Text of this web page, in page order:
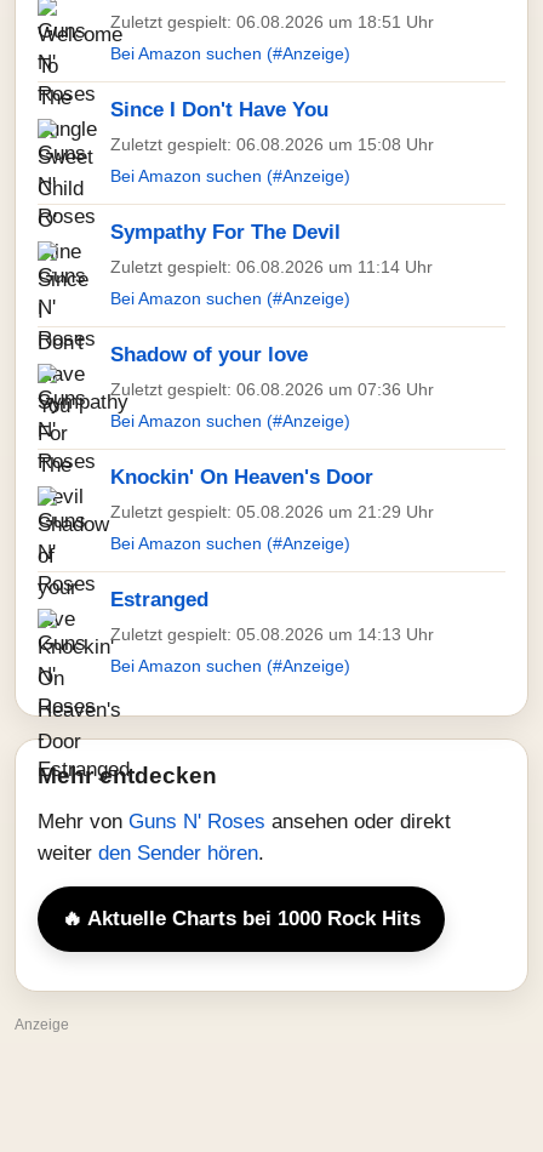
Zuletzt gespielt: 06.08.2026 um 18:51 Uhr
Bei Amazon suchen (#Anzeige)
Since I Don't Have You
Zuletzt gespielt: 06.08.2026 um 15:08 Uhr
Bei Amazon suchen (#Anzeige)
Sympathy For The Devil
Zuletzt gespielt: 06.08.2026 um 11:14 Uhr
Bei Amazon suchen (#Anzeige)
Shadow of your love
Zuletzt gespielt: 06.08.2026 um 07:36 Uhr
Bei Amazon suchen (#Anzeige)
Knockin' On Heaven's Door
Zuletzt gespielt: 05.08.2026 um 21:29 Uhr
Bei Amazon suchen (#Anzeige)
Estranged
Zuletzt gespielt: 05.08.2026 um 14:13 Uhr
Bei Amazon suchen (#Anzeige)
Mehr entdecken
Mehr von Guns N' Roses ansehen oder direkt
weiter den Sender hören.
🔥 Aktuelle Charts bei 1000 Rock Hits
Anzeige